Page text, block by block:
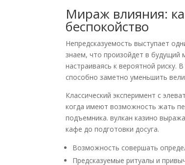
Мираж влияния:
беспокойство
Непредсказуемость выступает
знаем, что произойдет в будущий
настраиваясь к вероятной риску.
способно заметно уменьшить
Классический эксперимент с
когда имеют возможность жать
подъемника. вулкан казино
кафе до подготовки досуга.
Возможность совершать
Предсказуемые ритуалы и